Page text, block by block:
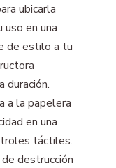
ubicarla
uso en una
de estilo a tu
duración.
a la papelera
en una
táctiles.
destrucción